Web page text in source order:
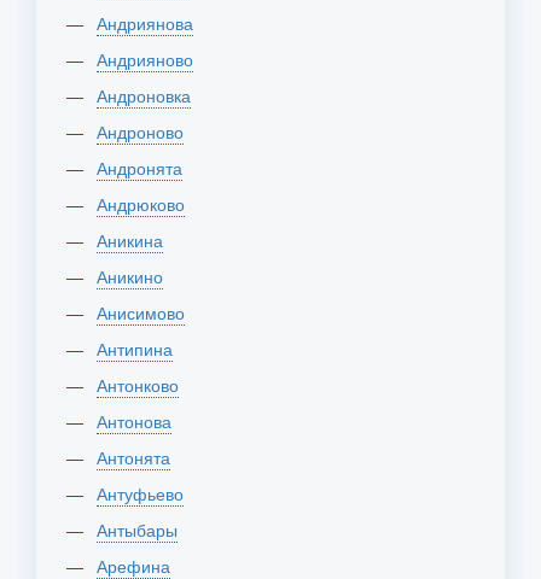
Андриянова
Андрияново
Андроновка
Андроново
Андронята
Андрюково
Аникина
Аникино
Анисимово
Антипина
Антонково
Антонова
Антонята
Антуфьево
Антыбары
Арефина